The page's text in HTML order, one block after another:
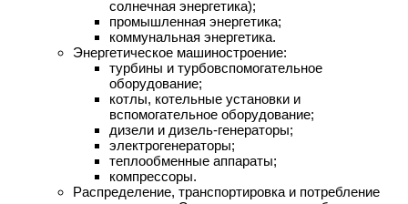
солнечная энергетика);
промышленная энергетика;
коммунальная энергетика.
Энергетическое машиностроение:
турбины и турбовспомогательное
оборудование;
котлы, котельные установки и
вспомогательное оборудование;
дизели и дизель-генераторы;
электрогенераторы;
теплообменные аппараты;
компрессоры.
Распределение, транспортировка и потребление